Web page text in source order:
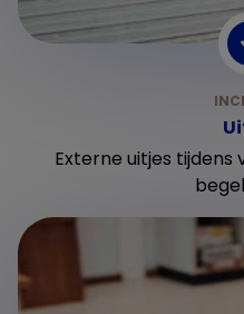
Externe uitjes